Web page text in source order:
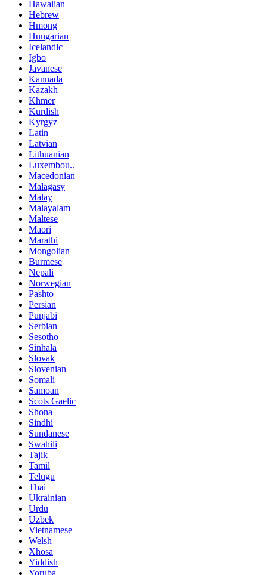
Hawaiian
Hebrew
Hmong
Hungarian
Icelandic
Igbo
Javanese
Kannada
Kazakh
Khmer
Kurdish
Kyrgyz
Latin
Latvian
Lithuanian
Luxembou..
Macedonian
Malagasy
Malay
Malayalam
Maltese
Maori
Marathi
Mongolian
Burmese
Nepali
Norwegian
Pashto
Persian
Punjabi
Serbian
Sesotho
Sinhala
Slovak
Slovenian
Somali
Samoan
Scots Gaelic
Shona
Sindhi
Sundanese
Swahili
Tajik
Tamil
Telugu
Thai
Ukrainian
Urdu
Uzbek
Vietnamese
Welsh
Xhosa
Yiddish